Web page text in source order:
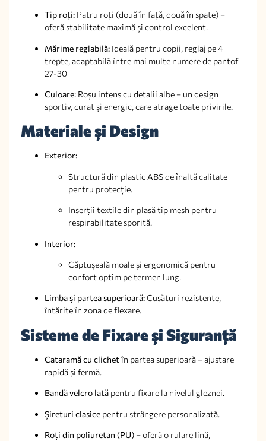
Tip roți: Patru roți (două în față, două în spate) –
oferă stabilitate maximă și control excelent.
Mărime reglabilă: Ideală pentru copii, reglaj pe 4
trepte, adaptabilă între mai multe numere de pantof
27-30
Culoare: Roșu intens cu detalii albe – un design
sportiv, curat și energic, care atrage toate privirile.
Materiale și Design
Exterior:
Structură din plastic ABS de înaltă calitate
pentru protecție.
Inserții textile din plasă tip mesh pentru
respirabilitate sporită.
Interior:
Căptușeală moale și ergonomică pentru
confort optim pe termen lung.
Limba și partea superioară:Cusături rezistente,
întărite în zona de flexare.
Sisteme de Fixare și Siguranță
Cataramă cu clichetîn partea superioară – ajustare
rapidă și fermă.
Bandă velcro lată pentru fixare la nivelul gleznei.
Șireturi clasice pentru strângere personalizată.
Roți din poliuretan (PU) – oferă o rulare lină,